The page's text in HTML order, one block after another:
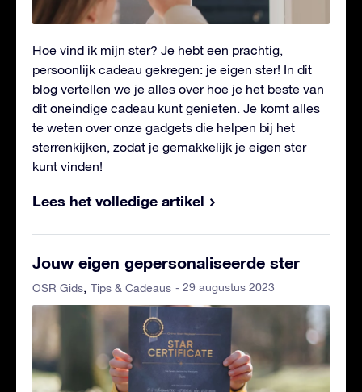
Hoe vind ik mijn ster? Je hebt een prachtig,
persoonlijk cadeau gekregen: je eigen ster! In dit
blog vertellen we je alles over hoe je het beste van
dit oneindige cadeau kunt genieten. Je komt alles
te weten over onze gadgets die helpen bij het
sterrenkijken, zodat je gemakkelijk je eigen ster
kunt vinden!
Lees het volledige artikel
Jouw eigen gepersonaliseerde ster
OSR Gids Tips & Cadeaus - 29 augustus 2023